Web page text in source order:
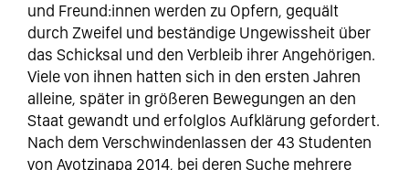
und Freund:innen werden zu Opfern, gequält
durch Zweifel und beständige Ungewissheit über
das Schicksal und den Verbleib ihrer Angehörigen.
Viele von ihnen hatten sich in den ersten Jahren
alleine, später in größeren Bewegungen an den
Staat gewandt und erfolglos Aufklärung gefordert.
Nach dem Verschwindenlassen der 43 Studenten
von Ayotzinapa 2014, bei deren Suche mehrere